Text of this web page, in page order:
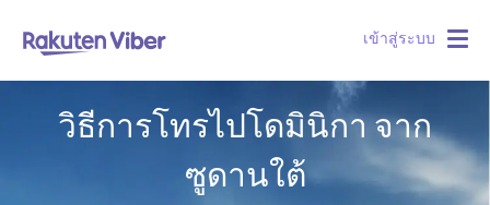
เข้าสู่ระบบ
วิธีการโทรไปโดมินิกา จาก
ซูดานใต้